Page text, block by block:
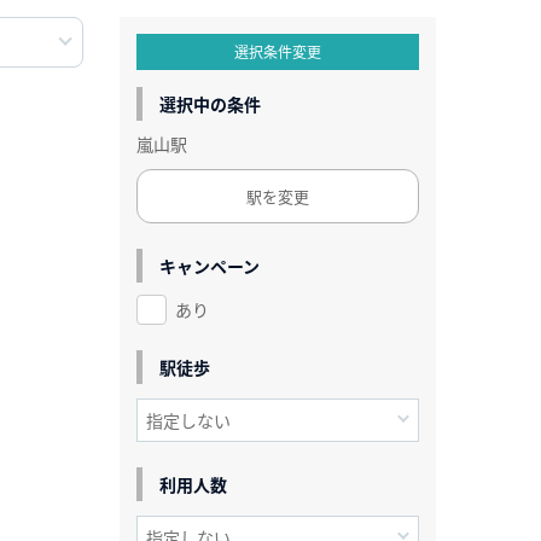
選択条件変更
選択中の条件
嵐山駅
駅を変更
キャンペーン
あり
駅徒歩
利用人数